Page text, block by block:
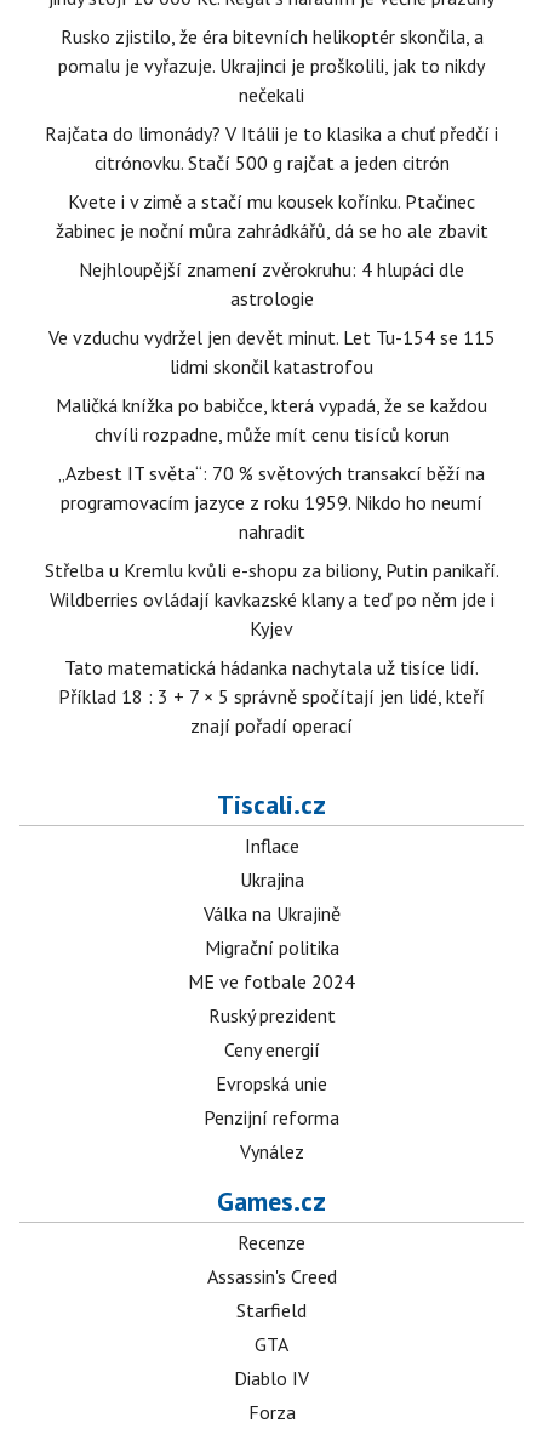
Rusko zjistilo, že éra bitevních helikoptér skončila, a
pomalu je vyřazuje. Ukrajinci je proškolili, jak to nikdy
nečekali
Rajčata do limonády? V Itálii je to klasika a chuť předčí i
citrónovku. Stačí 500 g rajčat a jeden citrón
Kvete i v zimě a stačí mu kousek kořínku. Ptačinec
žabinec je noční můra zahrádkářů, dá se ho ale zbavit
Nejhloupější znamení zvěrokruhu: 4 hlupáci dle
astrologie
Ve vzduchu vydržel jen devět minut. Let Tu-154 se 115
lidmi skončil katastrofou
Maličká knížka po babičce, která vypadá, že se každou
chvíli rozpadne, může mít cenu tisíců korun
„Azbest IT světa“: 70 % světových transakcí běží na
programovacím jazyce z roku 1959. Nikdo ho neumí
nahradit
Střelba u Kremlu kvůli e-shopu za biliony, Putin panikaří.
Wildberries ovládají kavkazské klany a teď po něm jde i
Kyjev
Tato matematická hádanka nachytala už tisíce lidí.
Příklad 18 : 3 + 7 × 5 správně spočítají jen lidé, kteří
znají pořadí operací
Tiscali.cz
Inflace
Ukrajina
Válka na Ukrajině
Migrační politika
ME ve fotbale 2024
Ruský prezident
Ceny energií
Evropská unie
Penzijní reforma
Vynález
Games.cz
Recenze
Assassin's Creed
Starfield
GTA
Diablo IV
Forza